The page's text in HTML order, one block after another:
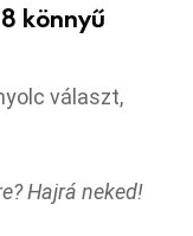
könnyű
választ,
Hajrá neked!